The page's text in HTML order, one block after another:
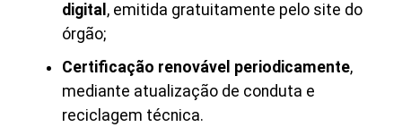
digital , emitida gratuitamente pelo site do
órgão;
Certificação renovável periodicamente,
mediante atualização de conduta e
reciclagem técnica.